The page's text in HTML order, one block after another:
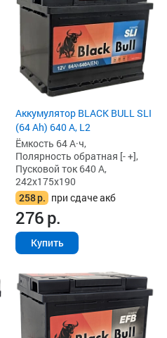
Аккумулятор BLACK BULL SLI
(64 Ah) 640 А, L2
Ёмкость 64 А·ч,
Полярность обратная [- +],
Пусковой ток 640 А,
242x175x190
258р. при сдаче акб
276р.
Купить